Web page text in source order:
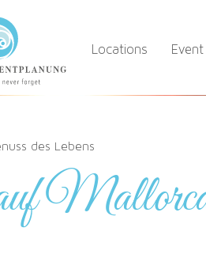
Locations
des Lebens